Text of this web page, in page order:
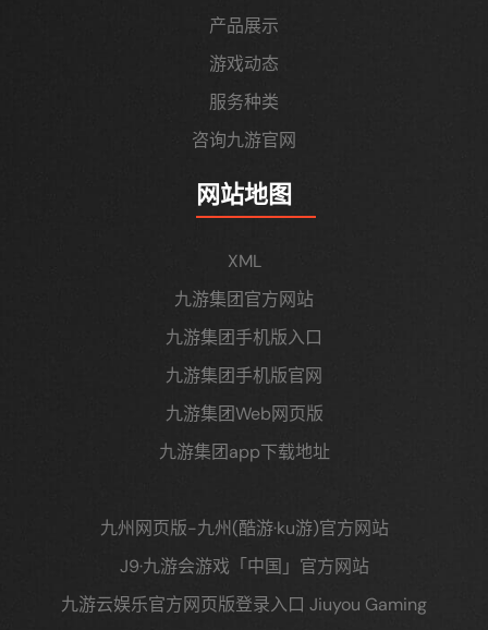
产品展示
游戏动态
服务种类
咨询九游官网
网站地图
XML
九游集团官方网站
九游集团手机版入口
九游集团手机版官网
九游集团Web网页版
九游集团app下载地址
九州网页版-九州(酷游·ku游)官方网站
J9·九游会游戏「中国」官方网站
九游云娱乐官方网页版登录入口 Jiuyou Gaming